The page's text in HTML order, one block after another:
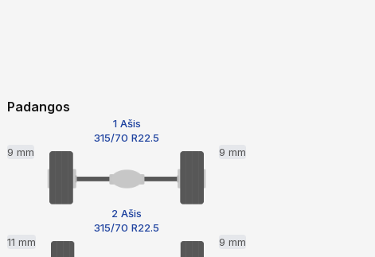
Padangos
1 Ašis
315/70 R22.5
9 mm
9 mm
2 Ašis
315/70 R22.5
11 mm
9 mm